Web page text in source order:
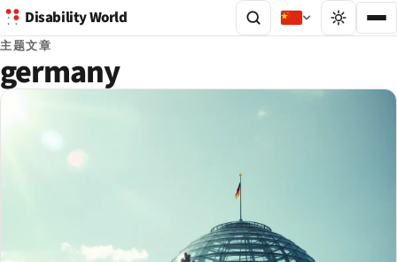
Disability World
主题文章
germany